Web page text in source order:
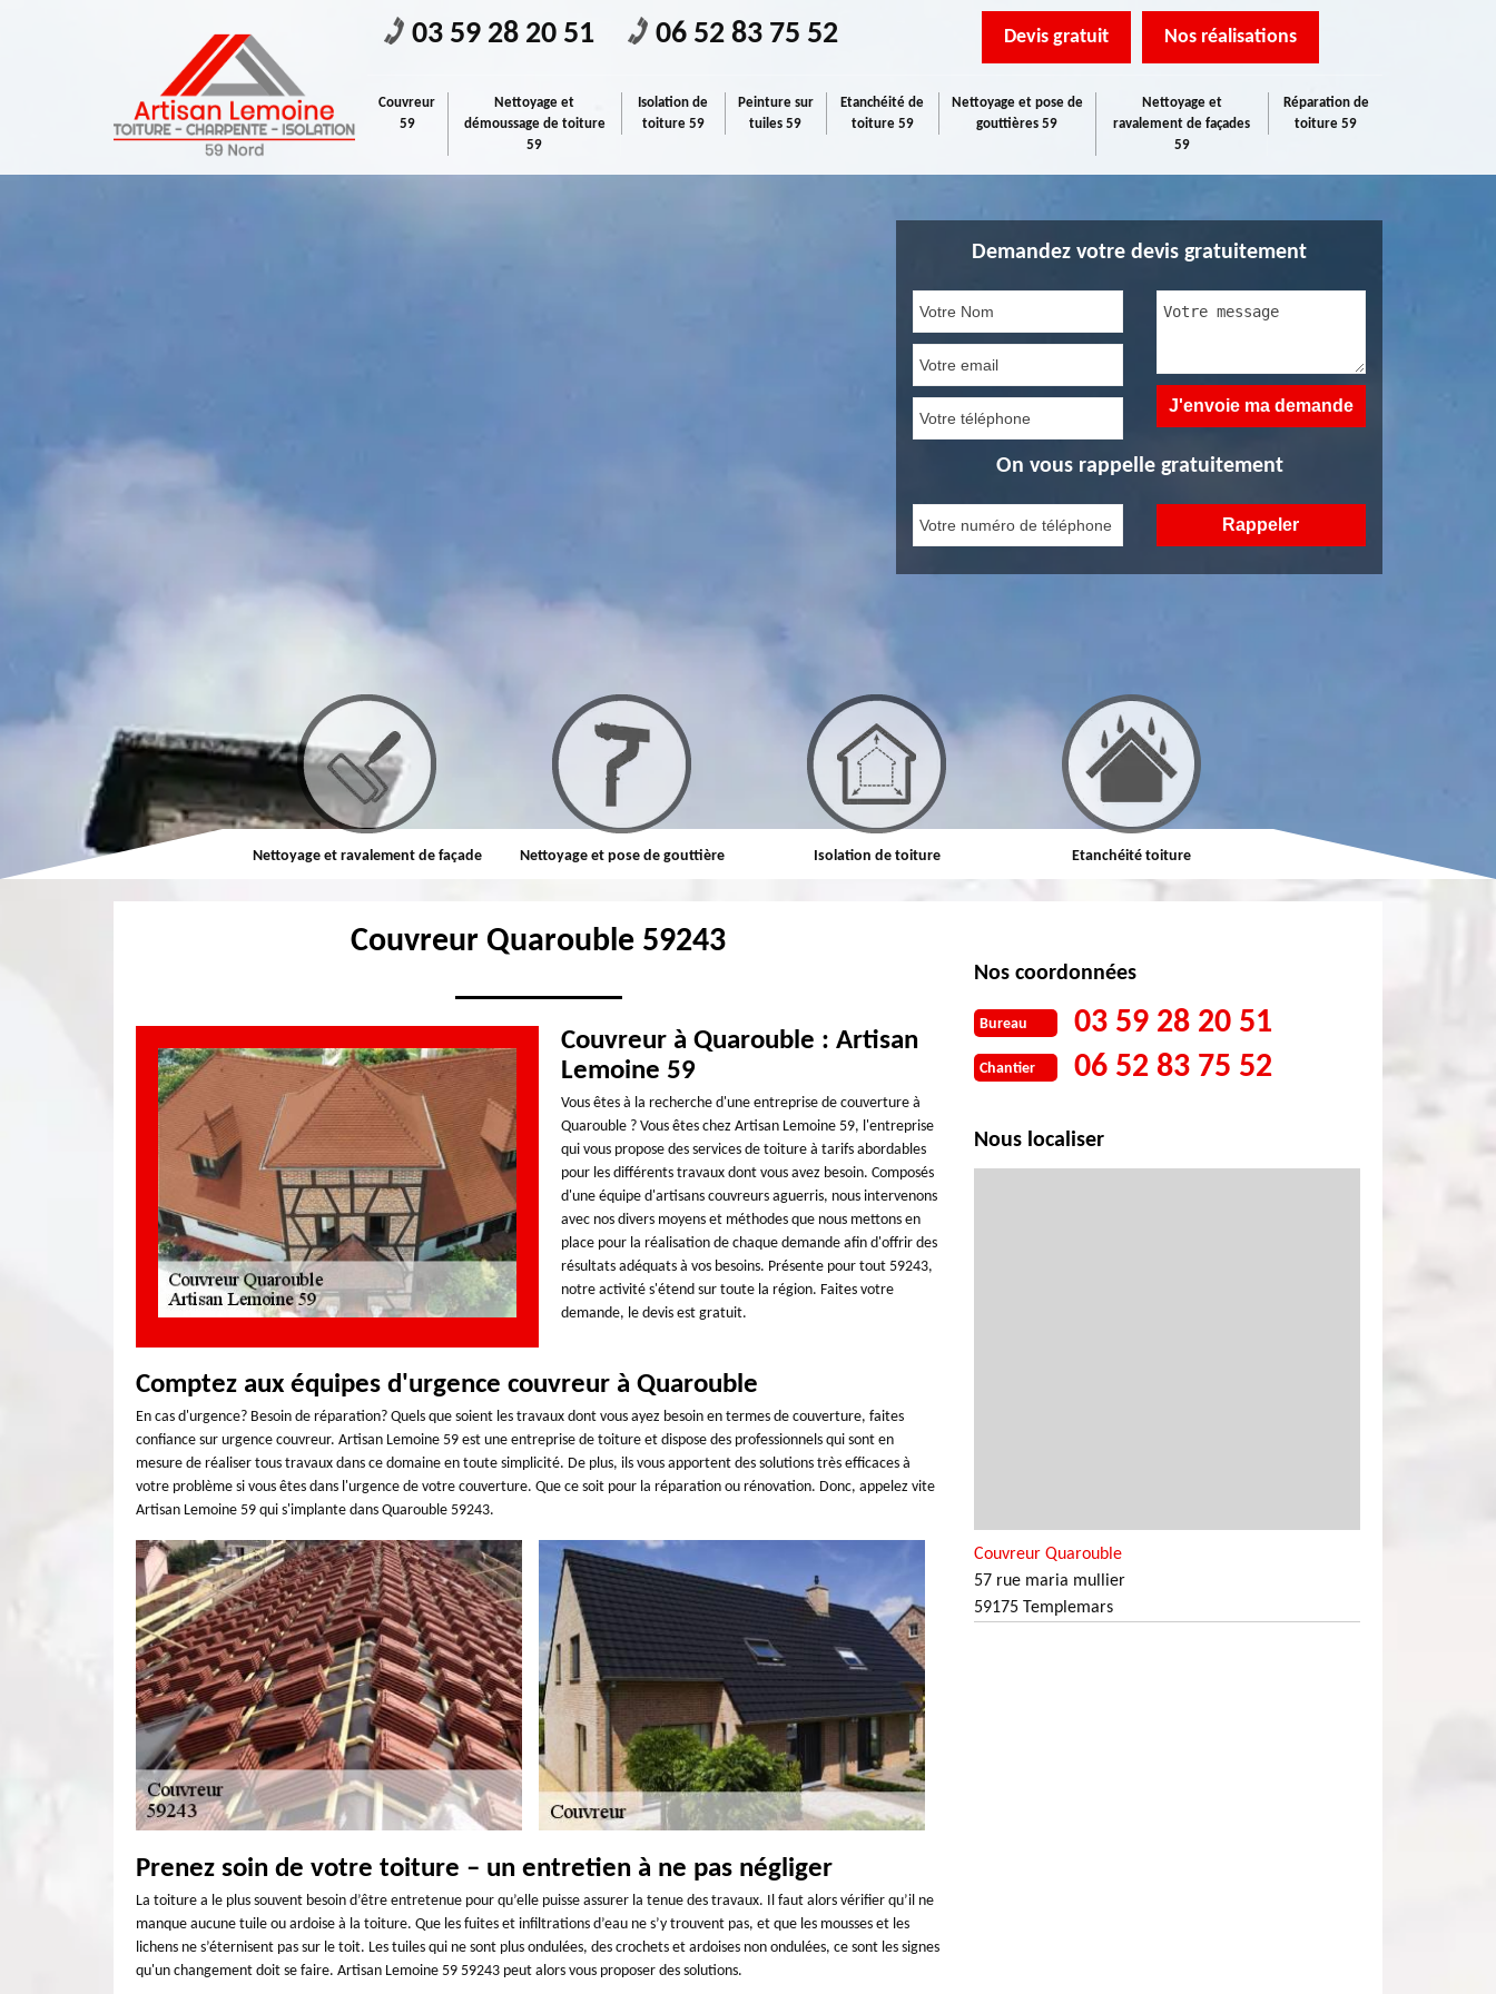
03 59 28 20 51 06 52 83 75 52 Devis gratuit Nos réalisations
Couvreur
59
Nettoyage et
démoussage de toiture
59
Isolation de
toiture 59
Peinture sur
tuiles 59
Etanchéité de
toiture 59
Nettoyage et pose de
gouttières 59
Nettoyage et
ravalement de façades
59
Réparation de
toiture 59
Demandez votre devis gratuitement
On vous rappelle gratuitement
Couvreur Nettoyage et ravalement de façade Nettoyage et pose de gouttière Isolation de toiture Etanchéité toiture Réparation de toiture
Couvreur Quarouble 59243
Couvreur à Quarouble : Artisan
Lemoine 59
Vous êtes à la recherche d'une entreprise de couverture à
Quarouble ? Vous êtes chez Artisan Lemoine 59, l'entreprise
qui vous propose des services de toiture à tarifs abordables
pour les différents travaux dont vous avez besoin. Composés
d'une équipe d'artisans couvreurs aguerris, nous intervenons
avec nos divers moyens et méthodes que nous mettons en
place pour la réalisation de chaque demande afin d'offrir des
résultats adéquats à vos besoins. Présente pour tout 59243,
notre activité s'étend sur toute la région. Faites votre
demande, le devis est gratuit.
Comptez aux équipes d'urgence couvreur à Quarouble
En cas d'urgence? Besoin de réparation? Quels que soient les travaux dont vous ayez besoin en termes de couverture, faites
confiance sur urgence couvreur. Artisan Lemoine 59 est une entreprise de toiture et dispose des professionnels qui sont en
mesure de réaliser tous travaux dans ce domaine en toute simplicité. De plus, ils vous apportent des solutions très efficaces à
votre problème si vous êtes dans l'urgence de votre couverture. Que ce soit pour la réparation ou rénovation. Donc, appelez vite
Artisan Lemoine 59 qui s'implante dans Quarouble 59243.
Prenez soin de votre toiture – un entretien à ne pas négliger
La toiture a le plus souvent besoin d’être entretenue pour qu’elle puisse assurer la tenue des travaux. Il faut alors vérifier qu’il ne
manque aucune tuile ou ardoise à la toiture. Que les fuites et infiltrations d’eau ne s’y trouvent pas, et que les mousses et les
lichens ne s’éternisent pas sur le toit. Les tuiles qui ne sont plus ondulées, des crochets et ardoises non ondulées, ce sont les signes
qu'un changement doit se faire. Artisan Lemoine 59 59243 peut alors vous proposer des solutions.
Nos coordonnées
Bureau 03 59 28 20 51
Chantier 06 52 83 75 52
Nous localiser
Couvreur Quarouble
57 rue maria mullier
59175 Templemars